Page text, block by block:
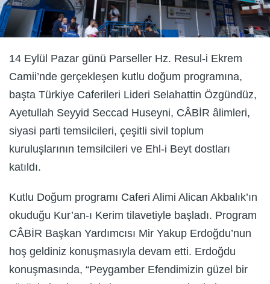
14 Eylül Pazar günü Parseller Hz. Resul-i Ekrem
Camii’nde gerçekleşen kutlu doğum programına,
başta Türkiye Caferileri Lideri Selahattin Özgündüz,
Ayetullah Seyyid Seccad Huseyni, CÂBİR âlimleri,
siyasi parti temsilcileri, çeşitli sivil toplum
kuruluşlarının temsilcileri ve Ehl-i Beyt dostları
katıldı.
Kutlu Doğum programı Caferi Alimi Alican Akbalık’ın
okuduğu Kur’an-ı Kerim tilavetiyle başladı. Program
CÂBİR Başkan Yardımcısı Mir Yakup Erdoğdu’nun
hoş geldiniz konuşmasıyla devam etti. Erdoğdu
konuşmasında, “Peygamber Efendimizin güzel bir